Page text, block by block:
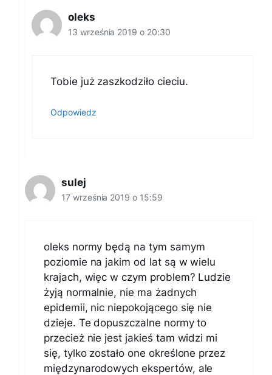
oleks
13 września 2019 o 20:30
Tobie już zaszkodziło cieciu.
Odpowiedz
sulej
17 września 2019 o 15:59
oleks normy będą na tym samym
poziomie na jakim od lat są w wielu
krajach, więc w czym problem? Ludzie
żyją normalnie, nie ma żadnych
epidemii, nic niepokojącego się nie
dzieje. Te dopuszczalne normy to
przecież nie jest jakieś tam widzi mi
się, tylko zostało one określone przez
międzynarodowych ekspertów, ale